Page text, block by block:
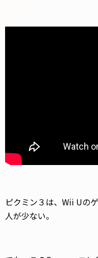
ピクミン３は、Wii Uの
人が少ない。